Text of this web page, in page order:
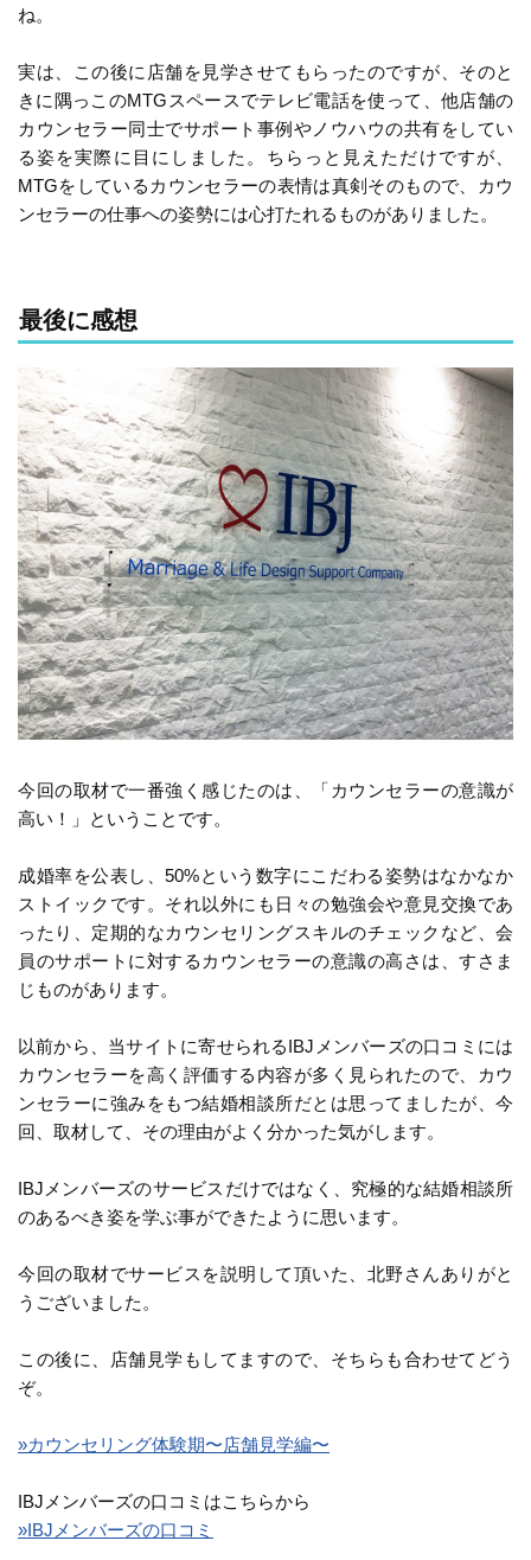
ね。
実は、この後に店舗を見学させてもらったのですが、そのと
きに隅っこのMTGスペースでテレビ電話を使って、他店舗の
カウンセラー同士でサポート事例やノウハウの共有をしてい
る姿を実際に目にしました。ちらっと見えただけですが、
MTGをしているカウンセラーの表情は真剣そのもので、カウ
ンセラーの仕事への姿勢には心打たれるものがありました。
最後に感想
今回の取材で一番強く感じたのは、「カウンセラーの意識が
高い！」ということです。
成婚率を公表し、50%という数字にこだわる姿勢はなかなか
ストイックです。それ以外にも日々の勉強会や意見交換であ
ったり、定期的なカウンセリングスキルのチェックなど、会
員のサポートに対するカウンセラーの意識の高さは、すさま
じものがあります。
以前から、当サイトに寄せられるIBJメンバーズの口コミには
カウンセラーを高く評価する内容が多く見られたので、カウ
ンセラーに強みをもつ結婚相談所だとは思ってましたが、今
回、取材して、その理由がよく分かった気がします。
IBJメンバーズのサービスだけではなく、究極的な結婚相談所
のあるべき姿を学ぶ事ができたように思います。
今回の取材でサービスを説明して頂いた、北野さんありがと
うございました。
この後に、店舗見学もしてますので、そちらも合わせてどう
ぞ。
»カウンセリング体験期〜店舗見学編〜
IBJメンバーズの口コミはこちらから
»IBJメンバーズの口コミ